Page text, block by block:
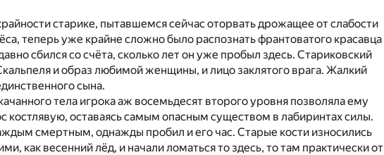
старике, пытавшемся сейчас оторвать дрожащее от слабости
теперь уже крайне сложно было распознать франтоватого красавца
сбился со счёта, сколько лет он уже пробыл здесь. Стариковский
и образ любимой женщины, и лицо заклятого врага. Жалкий
сына.
тела игрока аж восемьдесят второго уровня позволяла ему
костлявую, оставаясь самым опасным существом в лабиринтах силы.
смертным, однажды пробил и его час. Старые кости износились
как весенний лёд, и начали ломаться то здесь, то там практически от